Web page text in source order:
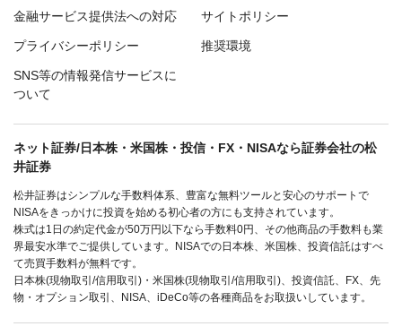
金融サービス提供法への対応 サイトポリシー
プライバシーポリシー 推奨環境
SNS等の情報発信サービスに
ついて
ネット証券/日本株・米国株・投信・FX・NISAなら証券会社の松
井証券
松井証券はシンプルな手数料体系、豊富な無料ツールと安心のサポートで
NISAをきっかけに投資を始める初心者の方にも支持されています。
株式は1日の約定代金が50万円以下なら手数料0円、その他商品の手数料も業
界最安水準でご提供しています。NISAでの日本株、米国株、投資信託はすべ
て売買手数料が無料です。
日本株(現物取引/信用取引)・米国株(現物取引/信用取引)、投資信託、FX、先
物・オプション取引、NISA、iDeCo等の各種商品をお取扱いしています。